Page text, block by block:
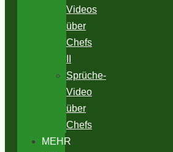
Videos
über
Chefs
Sprüche-
Video
über
Chefs
MEHR